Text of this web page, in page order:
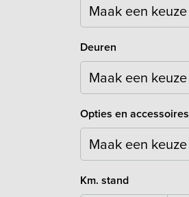
Maak een keuze
Deuren
Maak een keuze
Opties en accessoires
Maak een keuze
Km. stand